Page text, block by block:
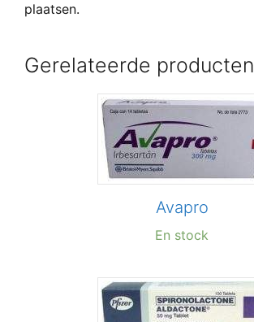
plaatsen.
Gerelateerde producten
Avapro
En stock